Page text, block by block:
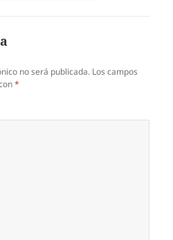
no será publicada. Los campos
*